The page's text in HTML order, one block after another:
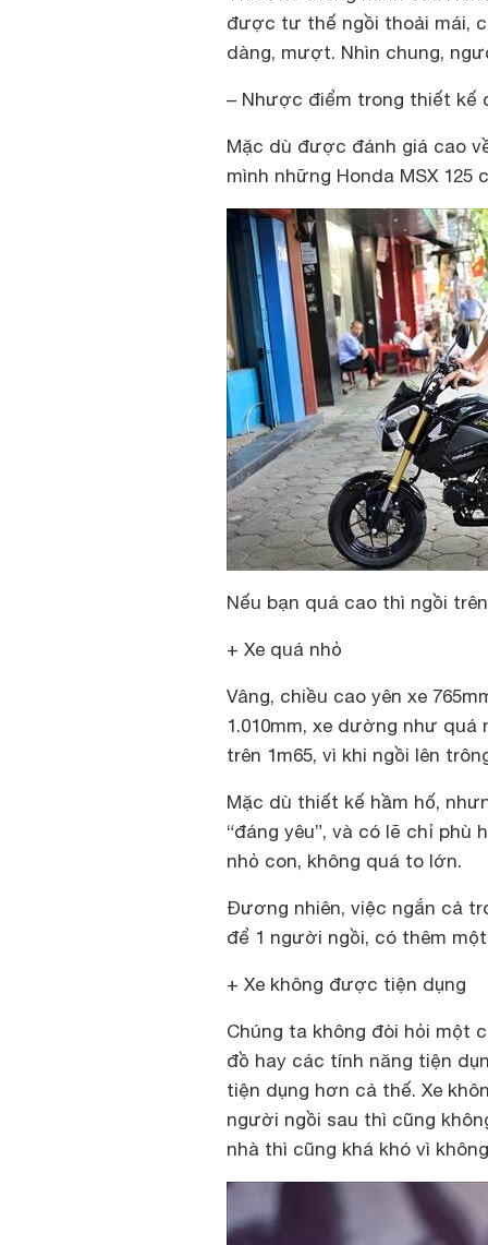
được tư thế ngồi thoải mái,
dàng, mượt. Nhìn chung,
– Nhược điểm trong thiết kế
Mặc dù được đánh giá cao
mình những Honda MSX
Nếu bạn quá cao thì ngồi
+ Xe quá nhỏ
Vâng, chiều cao yên xe
1.010mm, xe dường như
trên 1m65, vì khi ngồi lên
Mặc dù thiết kế hầm hố,
“đáng yêu”, và có lẽ chỉ
nhỏ con, không quá to lớn.
Đương nhiên, việc ngắn cả
để 1 người ngồi, có thêm
+ Xe không được tiện dụng
Chúng ta không đòi hỏi một
đồ hay các tính năng tiện
tiện dụng hơn cả thế. Xe
người ngồi sau thì cũng
nhà thì cũng khá khó vì